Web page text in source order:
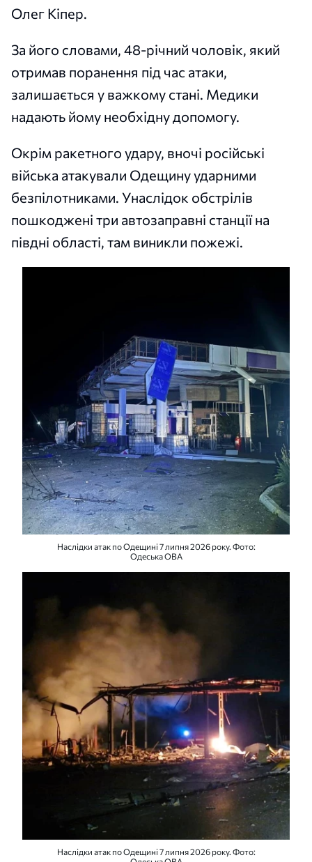
Олег Кіпер.
За його словами, 48-річний чоловік, який
отримав поранення під час атаки,
залишається у важкому стані. Медики
надають йому необхідну допомогу.
Окрім ракетного удару, вночі російські
війська атакували Одещину ударними
безпілотниками. Унаслідок обстрілів
пошкоджені три автозаправні станції на
півдні області, там виникли пожежі.
Наслідки атак по Одещині 7 липня 2026 року. Фото:
Одеська ОВА
Наслідки атак по Одещині 7 липня 2026 року. Фото: